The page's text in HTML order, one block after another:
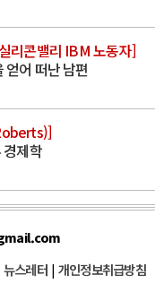
리콘밸리 IBM 노동자]
어 떠난 남편
경제학
뉴스레터| 개인정보취급방침